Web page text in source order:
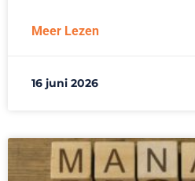
Meer Lezen
16 juni 2026